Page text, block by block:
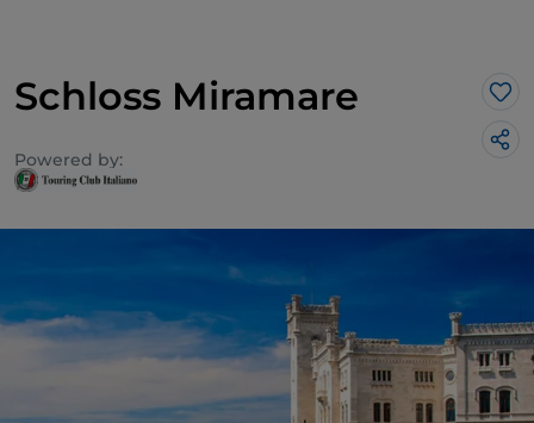
Schloss Miramare
Powered by: